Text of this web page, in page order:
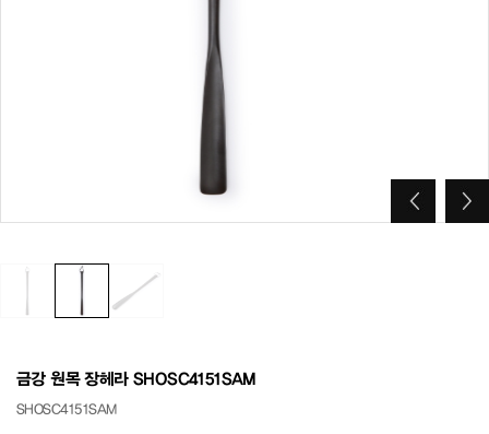
금강 원목 장헤라 SHOSC4151SAM
SHOSC4151SAM